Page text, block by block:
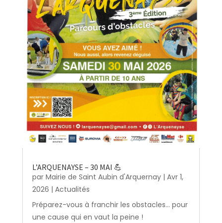
L’ARQUENAYSE – 30 MAI 💪
par Mairie de Saint Aubin d'Arquernay| Avr 1,
2026 | Actualités
Préparez-vous à franchir les obstacles… pour
une cause qui en vaut la peine !